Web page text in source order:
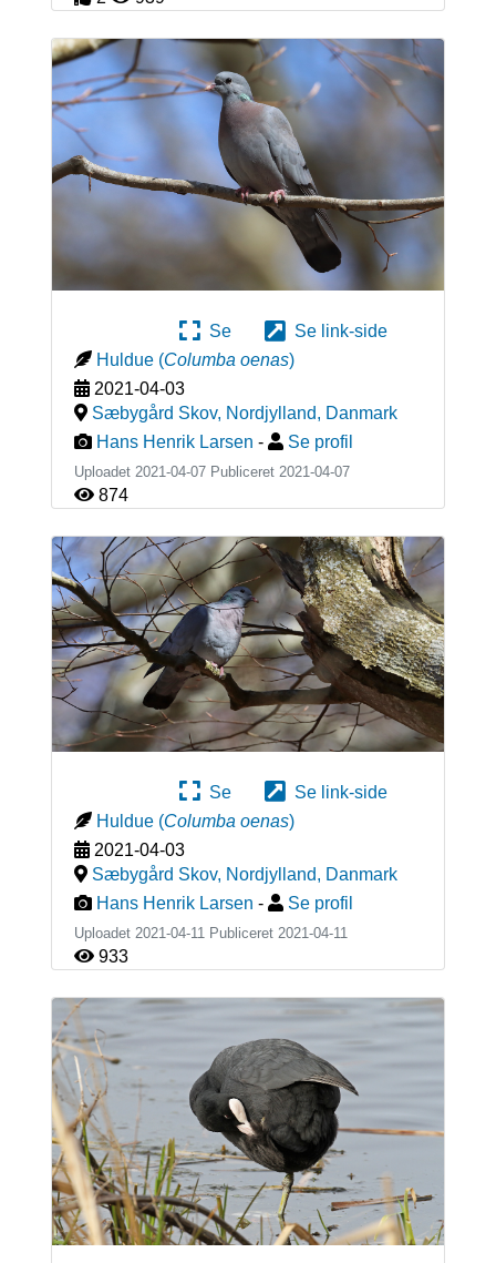
Se
Se link-side
Huldue (Columba oenas)
2021-04-03
Sæbygård Skov, Nordjylland, Danmark
Hans Henrik Larsen - Se profil
Uploadet 2021-04-07 Publiceret 2021-04-07
874
Se
Se link-side
Huldue (Columba oenas)
2021-04-03
Sæbygård Skov, Nordjylland, Danmark
Hans Henrik Larsen - Se profil
Uploadet 2021-04-11 Publiceret 2021-04-11
933